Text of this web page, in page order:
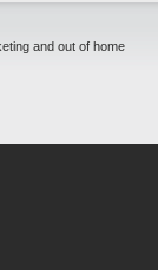
and out of home